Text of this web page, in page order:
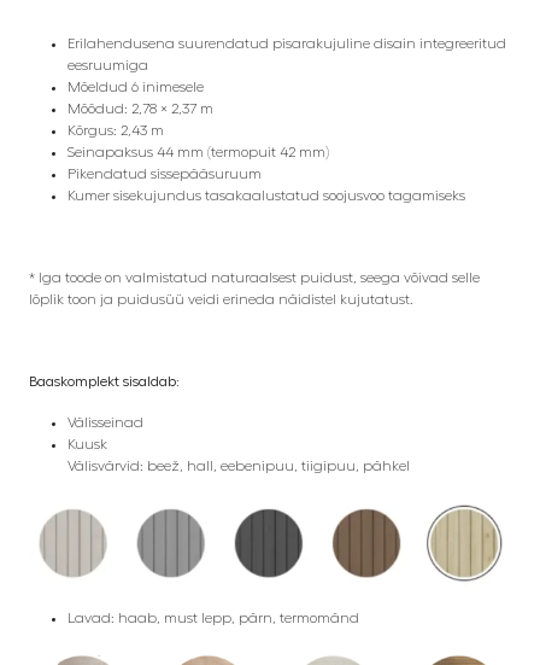
Erilahendusena suurendatud pisarakujuline disain integreeritud
eesruumiga
Mõeldud 6 inimesele
Mõõdud: 2,78 × 2,37 m
Kõrgus: 2,43 m
Seinapaksus 44 mm (termopuit 42 mm)
Pikendatud sissepääsuruum
Kumer sisekujundus tasakaalustatud soojusvoo tagamiseks
* Iga toode on valmistatud naturaalsest puidust, seega võivad selle
lõplik toon ja puidusüü veidi erineda näidistel kujutatust.
Baaskomplekt sisaldab:
Välisseinad
Kuusk
Välisvärvid: beež, hall, eebenipuu, tiigipuu, pähkel
Lavad: haab, must lepp, pärn, termomänd